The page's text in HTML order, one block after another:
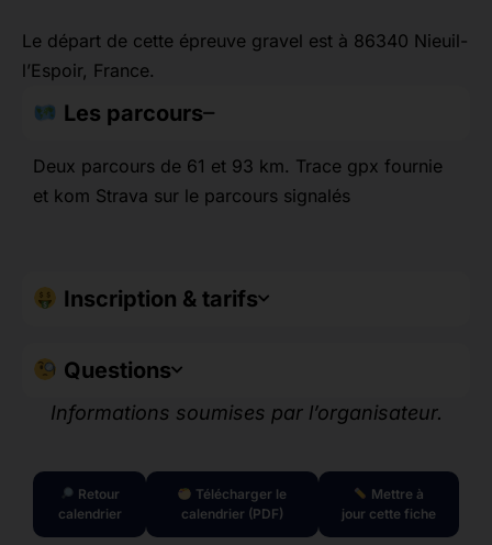
Le départ de cette épreuve gravel est à 86340 Nieuil-
l’Espoir, France.
Les parcours
Deux parcours de 61 et 93 km. Trace gpx fournie
et kom Strava sur le parcours signalés
Inscription & tarifs
Questions
Informations soumises par l’organisateur.
Retour
calendrier
Télécharger le
calendrier (PDF)
Mettre à
jour cette fiche